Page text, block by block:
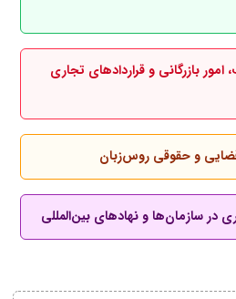
بازرگانی و قراردادهای تجاری
قضایی و حقوقی روس‌زبان
در سازمان‌ها و نهادهای بین‌المللی